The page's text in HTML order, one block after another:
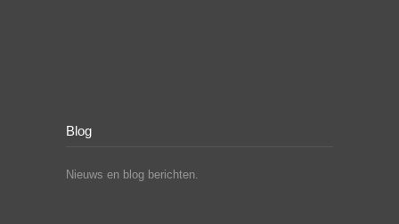
Blog
Nieuws en blog berichten.